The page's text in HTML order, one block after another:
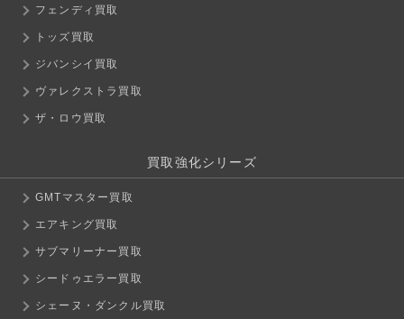
フェンディ買取
トッズ買取
ジバンシイ買取
ヴァレクストラ買取
ザ・ロウ買取
買取強化シリーズ
GMTマスター買取
エアキング買取
サブマリーナー買取
シードゥエラー買取
シェーヌ・ダンクル買取